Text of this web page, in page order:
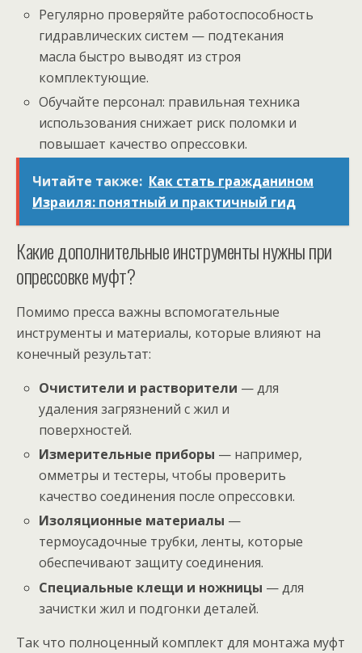
Регулярно проверяйте работоспособность
гидравлических систем — подтекания
масла быстро выводят из строя
комплектующие.
Обучайте персонал: правильная техника
использования снижает риск поломки и
повышает качество опрессовки.
Читайте также: Как стать гражданином
Израиля: понятный и практичный гид
Какие дополнительные инструменты нужны при
опрессовке муфт?
Помимо пресса важны вспомогательные
инструменты и материалы, которые влияют на
конечный результат:
Очистители и растворители — для
удаления загрязнений с жил и
поверхностей.
Измерительные приборы — например,
омметры и тестеры, чтобы проверить
качество соединения после опрессовки.
Изоляционные материалы —
термоусадочные трубки, ленты, которые
обеспечивают защиту соединения.
Специальные клещи и ножницы — для
зачистки жил и подгонки деталей.
Так что полноценный комплект для монтажа муфт